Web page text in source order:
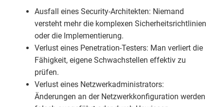
Ausfall eines Security-Architekten: Niemand
versteht mehr die komplexen Sicherheitsrichtlinien
oder die Implementierung.
Verlust eines Penetration-Testers: Man verliert die
Fähigkeit, eigene Schwachstellen effektiv zu
prüfen.
Verlust eines Netzwerkadministrators:
Änderungen an der Netzwerkkonfiguration werden